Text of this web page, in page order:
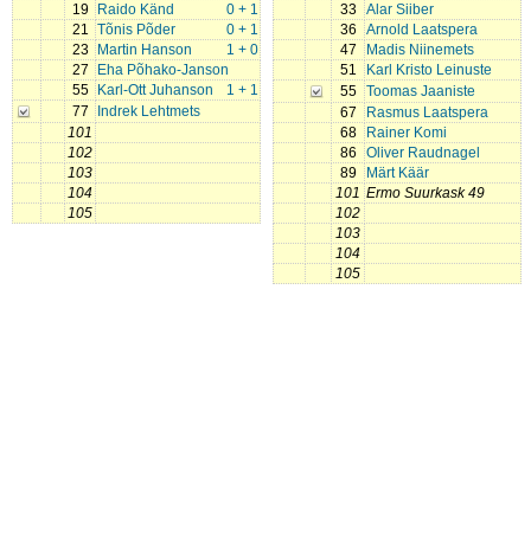
19
0 + 1
Raido Känd
21
0 + 1
Tõnis Põder
23
1 + 0
Martin Hanson
27
Eha Põhako-Janson
55
1 + 1
Karl-Ott Juhanson
77
Indrek Lehtmets
101
102
103
104
105
33
Alar Siiber
36
Arnold Laatspera
47
Madis Niinemets
51
Karl Kristo Leinuste
55
Toomas Jaaniste
67
Rasmus Laatspera
68
Rainer Komi
86
Oliver Raudnagel
89
Märt Käär
101 Ermo Suurkask 49
102
103
104
105